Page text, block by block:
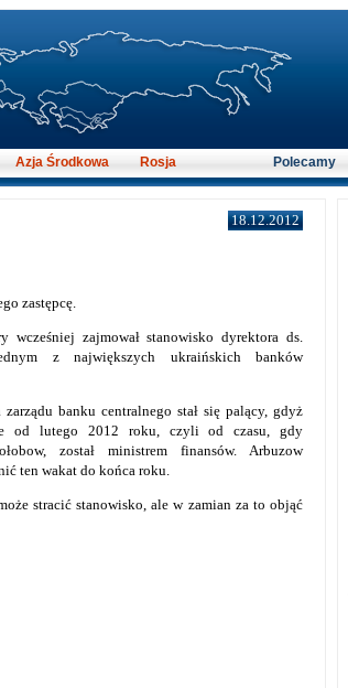
18.12.2012
zastępcę.
wcześniej zajmował stanowisko dyrektora ds.
z największych ukraińskich banków
banku centralnego stał się palący, gdyż
od lutego 2012 roku, czyli od czasu, gdy
został ministrem finansów. Arbuzow
ten wakat do końca roku.
stracić stanowisko, ale w zamian za to objąć
Azja Środkowa Rosja Polecamy